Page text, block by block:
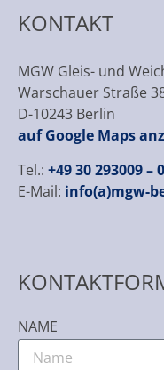
KONTAKT
MGW Gleis- und
Warschauer Straße
D-10243 Berlin
auf Google Maps
Tel.: +49 30 293009 – 0
E-Mail: info(a)mgw-
NAME